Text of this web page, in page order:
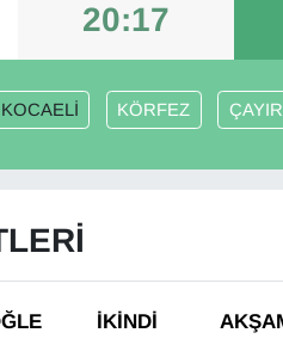
20:17
KOCAELİ KÖRFEZ
İKINDI